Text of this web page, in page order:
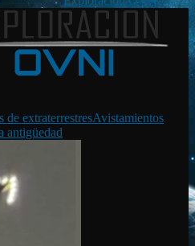
de extraterrestresAvistamientos
antigüedad